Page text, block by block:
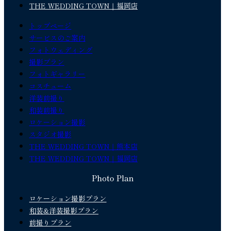
THE WEDDING TOWN｜福岡店
トップページ
サービスのご案内
フォトウェディング
撮影プラン
フォトギャラリー
コスチューム
洋装前撮り
和装前撮り
ロケーション撮影
スタジオ撮影
THE WEDDING TOWN｜熊本店
THE WEDDING TOWN｜福岡店
Photo Plan
ロケーション撮影プラン
和装&洋装撮影プラン
前撮りプラン